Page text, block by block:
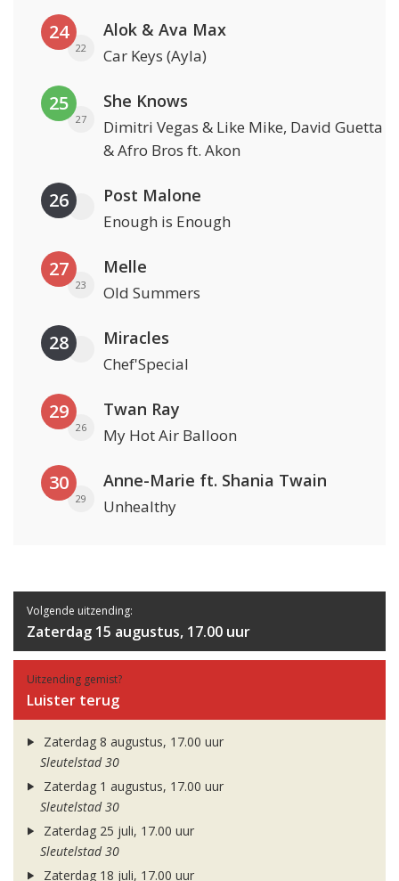
24
22
Alok & Ava Max
Car Keys (Ayla)
25
27
She Knows
Dimitri Vegas & Like Mike, David Guetta
& Afro Bros ft. Akon
26 Post Malone
Enough is Enough
27
23
Melle
Old Summers
28 Miracles
Chef'Special
29
26
Twan Ray
My Hot Air Balloon
30
29
Anne-Marie ft. Shania Twain
Unhealthy
Volgende uitzending:
Zaterdag 15 augustus, 17.00 uur
Uitzending gemist?
Luister terug
Zaterdag 8 augustus, 17.00 uur
Sleutelstad 30
Zaterdag 1 augustus, 17.00 uur
Sleutelstad 30
Zaterdag 25 juli, 17.00 uur
Sleutelstad 30
Zaterdag 18 juli, 17.00 uur